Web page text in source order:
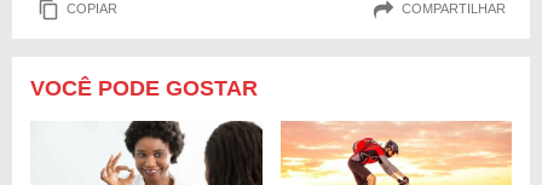
COPIAR COMPARTILHAR
VOCÊ PODE GOSTAR